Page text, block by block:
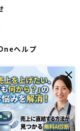
ヘルプ
対する基本方針